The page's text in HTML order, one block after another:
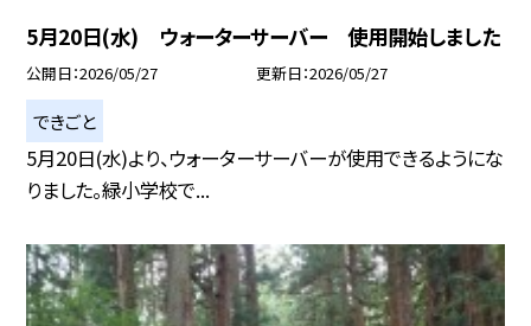
5月20日(水) ウォーターサーバー 使用開始しました
公開日 2026/05/27 更新日 2026/05/27
できごと
5月20日(水)より、ウォーターサーバーが使用できるようにな
りました。緑小学校で...